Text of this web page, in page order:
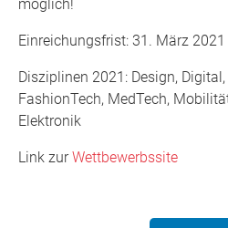
möglich!
Einreichungsfrist: 31. März 2021
Disziplinen 2021: Design,
FashionTech, MedTech,
Elektronik
Link zurWettbewerbssite